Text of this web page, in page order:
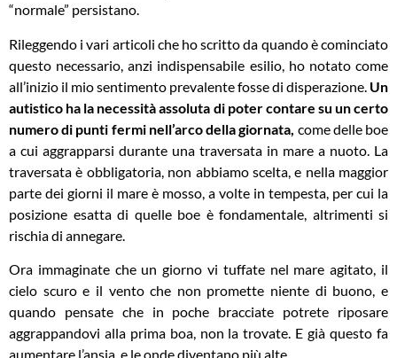
“normale” persistano.
Rileggendo i vari articoli che ho scritto da quando è cominciato
questo necessario, anzi indispensabile esilio, ho notato come
all’inizio il mio sentimento prevalente fosse di disperazione. Un
autistico ha la necessità assoluta di poter contare su un certo
numero di punti fermi nell’arco della giornata, come delle boe
a cui aggrapparsi durante una traversata in mare a nuoto. La
traversata è obbligatoria, non abbiamo scelta, e nella maggior
parte dei giorni il mare è mosso, a volte in tempesta, per cui la
posizione esatta di quelle boe è fondamentale, altrimenti si
rischia di annegare.
Ora immaginate che un giorno vi tuffate nel mare agitato, il
cielo scuro e il vento che non promette niente di buono, e
quando pensate che in poche bracciate potrete riposare
aggrappandovi alla prima boa, non la trovate. E già questo fa
aumentare l’ansia, e le onde diventano più alte.